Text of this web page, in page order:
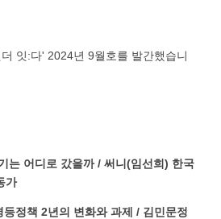
잇:다' 2024년 9월호를 발간했습니
는 어디로 갔을까 / 써니(임선희) 한국
가
등정책 2년의 변화와 과제 / 김민문정